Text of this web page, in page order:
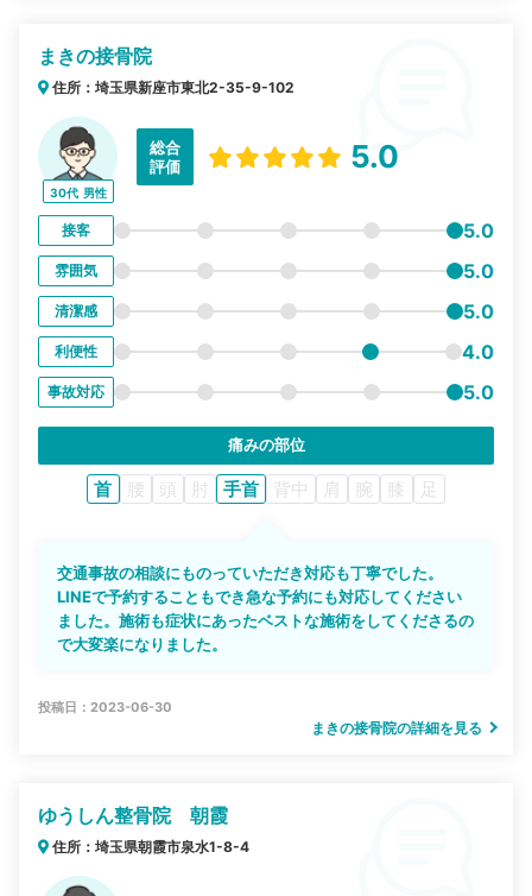
まきの接骨院
住所：埼玉県新座市東北2-35-9-102
30代 男性
総合
評価
5.0
接客 5.0
雰囲気 5.0
清潔感 5.0
利便性 4.0
事故対応 5.0
痛みの部位
首 腰 頭 肘 手首 背中 肩 腕 膝 足
交通事故の相談にものっていただき対応も丁寧でした。
LINEで予約することもでき急な予約にも対応してください
ました。施術も症状にあったベストな施術をしてくださるの
で大変楽になりました。
投稿日：2023-06-30
まきの接骨院の詳細を見る
ゆうしん整骨院 朝霞
住所：埼玉県朝霞市泉水1-8-4